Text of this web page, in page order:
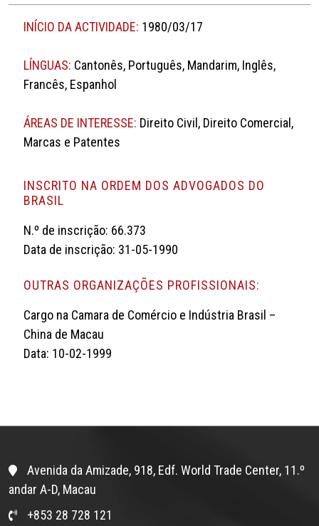
INÍCIO DA ACTIVIDADE: 1980/03/17
LÍNGUAS: Cantonês, Português, Mandarim, Inglês,
Francês, Espanhol
ÁREAS DE INTERESSE: Direito Civil, Direito Comercial,
Marcas e Patentes
INSCRITO NA ORDEM DOS ADVOGADOS DO
BRASIL
N.º de inscrição: 66.373
Data de inscrição: 31-05-1990
OUTRAS ORGANIZAÇÕES PROFISSIONAIS:
Cargo na Camara de Comércio e Indústria Brasil –
China de Macau
Data: 10-02-1999
Avenida da Amizade, 918, Edf. World Trade Center, 11.º
andar A-D, Macau
+853 28 728 121